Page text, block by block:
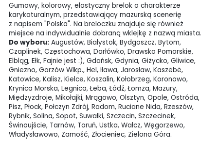
Gumowy, kolorowy, elastyczny brelok o charakterze
karykaturalnym, przedstawiający mazurską scenerię
z napisem "Polska". Na breloczku znajduje się również
miejsce na indywidualnie dobraną wklejkę z nazwą miasta.
Do wyboru: Augustów, Białystok, Bydgoszcz, Bytom,
Czaplinek, Częstochowa, Darłówko, Drawsko Pomorskie,
Elbląg, Ełk, Fajnie jest :), Gdańsk, Gdynia, Giżycko, Gliwice,
Gniezno, Gorzów Wlkp., Hel, Iława, Jarosław, Kaszëbë,
Katowice, Kalisz, Kielce, Koszalin, Kołobrzeg, Koronowo,
Krynica Morska, Legnica, Łeba, Łódź, Łomża, Mazury,
Międzyzdroje, Mikołajki, Mrągowo, Olsztyn, Opole, Ostróda,
Pisz, Płock, Połczyn Zdrój, Radom, Ruciane Nida, Rzeszów,
Rybnik, Solina, Sopot, Suwałki, Szczecin, Szczecinek,
Świnoujście, Tarnów, Toruń, Ustka, Wałcz, Węgorzewo,
Władysławowo, Zamość, Złocieniec, Zielona Góra.